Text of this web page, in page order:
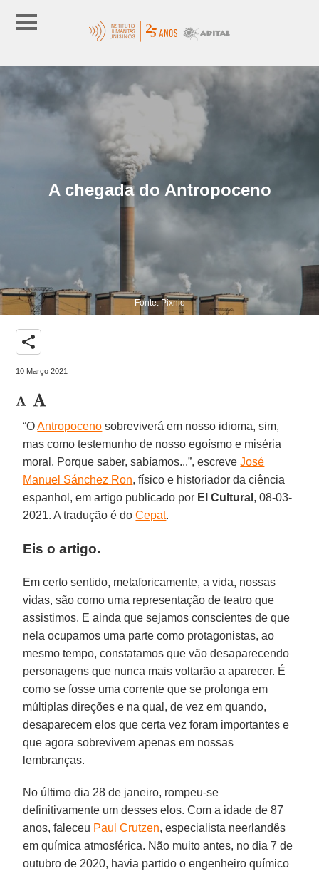
A chegada do Antropoceno
Fonte: Pixnio
share
10 Março 2021
“OAntropoceno sobreviverá em nosso idioma, sim,
mas como testemunho de nosso egoísmo e miséria
moral. Porque saber, sabíamos...”, escreveJosé
Manuel Sánchez Ron, físico e historiador da ciência
espanhol, em artigo publicado por El Cultural , 08-03-
2021. A tradução é doCepat.
Eis o artigo.
Em certo sentido, metaforicamente, a vida, nossas
vidas, são como uma representação de teatro que
assistimos. E ainda que sejamos conscientes de que
nela ocupamos uma parte como protagonistas, ao
mesmo tempo, constatamos que vão desaparecendo
personagens que nunca mais voltarão a aparecer. É
como se fosse uma corrente que se prolonga em
múltiplas direções e na qual, de vez em quando,
desaparecem elos que certa vez foram importantes e
que agora sobrevivem apenas em nossas
lembranças.
No último dia 28 de janeiro, rompeu-se
definitivamente um desses elos. Com a idade de 87
anos, faleceu Paul Crutzen, especialista neerlandês
em química atmosférica. Não muito antes, no dia 7 de
outubro de 2020, havia partido o engenheiro químico